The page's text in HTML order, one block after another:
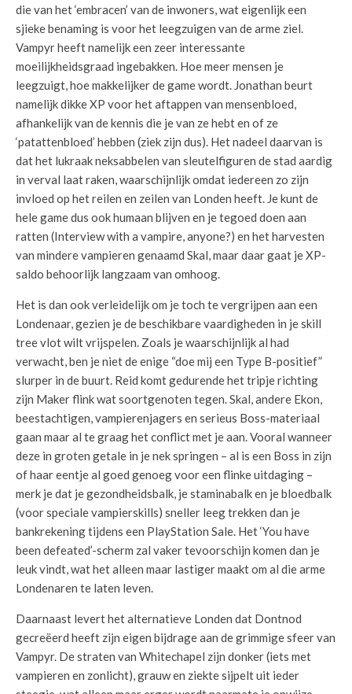
die van het ‘embracen’ van de inwoners, wat eigenlijk een
sjieke benaming is voor het leegzuigen van de arme ziel.
Vampyr heeft namelijk een zeer interessante
moeilijkheidsgraad ingebakken. Hoe meer mensen je
leegzuigt, hoe makkelijker de game wordt. Jonathan beurt
namelijk dikke XP voor het aftappen van mensenbloed,
afhankelijk van de kennis die je van ze hebt en of ze
‘patattenbloed’ hebben (ziek zijn dus). Het nadeel daarvan is
dat het lukraak neksabbelen van sleutelfiguren de stad aardig
in verval laat raken, waarschijnlijk omdat iedereen zo zijn
invloed op het reilen en zeilen van Londen heeft. Je kunt de
hele game dus ook humaan blijven en je tegoed doen aan
ratten (Interview with a vampire, anyone?) en het harvesten
van mindere vampieren genaamd Skal, maar daar gaat je XP-
saldo behoorlijk langzaam van omhoog.
Het is dan ook verleidelijk om je toch te vergrijpen aan een
Londenaar, gezien je de beschikbare vaardigheden in je skill
tree vlot wilt vrijspelen. Zoals je waarschijnlijk al had
verwacht, ben je niet de enige “doe mij een Type B-positief”
slurper in de buurt. Reid komt gedurende het tripje richting
zijn Maker flink wat soortgenoten tegen. Skal, andere Ekon,
beestachtigen, vampierenjagers en serieus Boss-materiaal
gaan maar al te graag het conflict met je aan. Vooral wanneer
deze in groten getale in je nek springen – al is een Boss in zijn
of haar eentje al goed genoeg voor een flinke uitdaging –
merk je dat je gezondheidsbalk, je staminabalk en je bloedbalk
(voor speciale vampierskills) sneller leeg trekken dan je
bankrekening tijdens een PlayStation Sale. Het ‘You have
been defeated’-scherm zal vaker tevoorschijn komen dan je
leuk vindt, wat het alleen maar lastiger maakt om al die arme
Londenaren te laten leven.
Daarnaast levert het alternatieve Londen dat Dontnod
gecreëerd heeft zijn eigen bijdrage aan de grimmige sfeer van
Vampyr. De straten van Whitechapel zijn donker (iets met
vampieren en zonlicht), grauw en ziekte sijpelt uit ieder